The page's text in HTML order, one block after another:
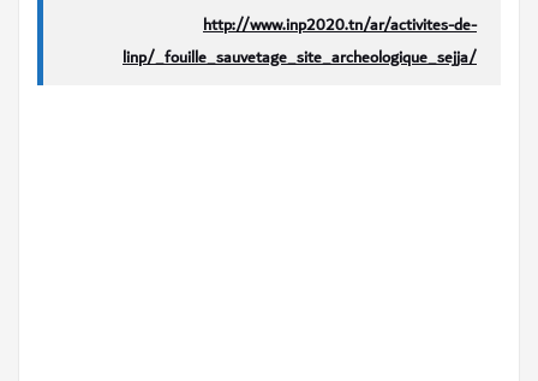
http://www.inp2020.tn/ar/activites-de-
linp/_fouille_sauvetage_site_archeologique_sejja/